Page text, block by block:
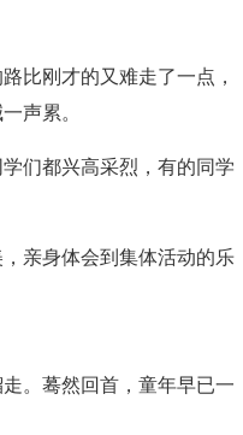
比刚才的又难走了一点，
声累。
们都兴高采烈，有的同学
亲身体会到集体活动的乐
。蓦然回首，童年早已一